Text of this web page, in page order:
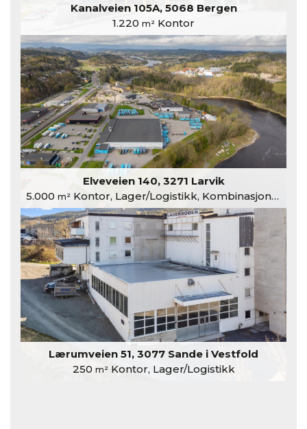
Kanalveien 105A, 5068 Bergen
1.220 m² Kontor
Elveveien 140, 3271 Larvik
5.000 m²Kontor, Lager/Logistikk, Kombinasjonslokaler
Lærumveien 51, 3077 Sande i Vestfold
250 m²Kontor, Lager/Logistikk